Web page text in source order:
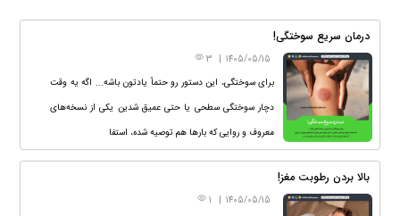
درمان سریع سوختگی!
1405/05/15
|
برای سوختگی، این دستور رو حتماً یادتون باشه... اگه یه وقت
دچار سوختگی سطحی یا حتی عمیق شدین یکی از نسخه‌های
معروف و روایی که بارها هم توصیه شده، استفا
از دال عدس (عدس قرمز) هست.
بالا بردن رطوبت مغز!
1405/05/15
|